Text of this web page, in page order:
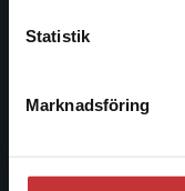
Statistik
Marknadsföring
Kontakta oss
Postadress:
221 00 Lund